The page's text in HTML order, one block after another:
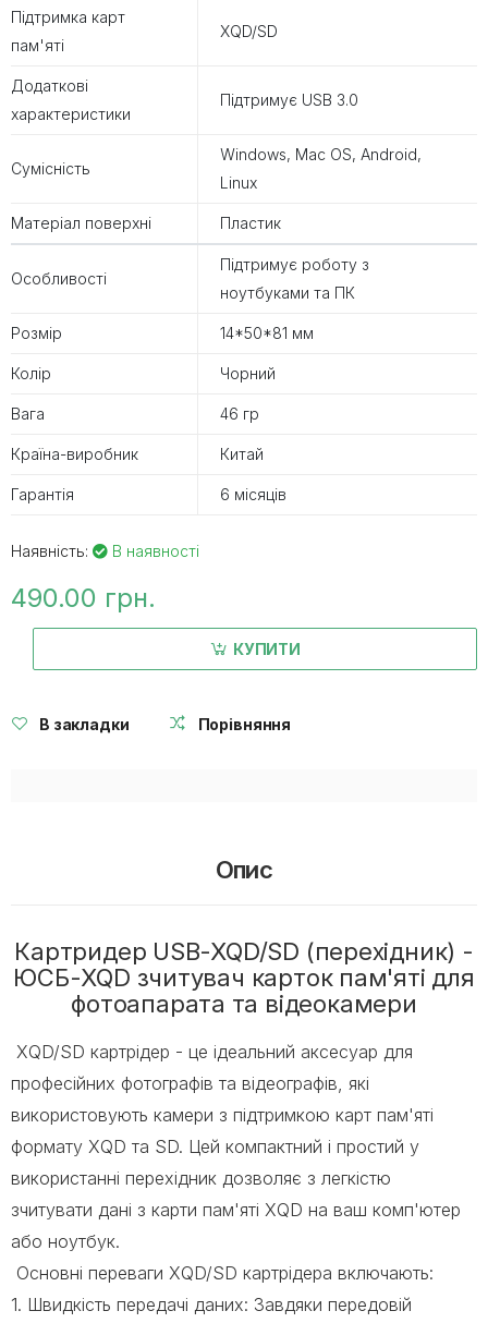
Підтримка карт
пам'яті
XQD/SD
Додаткові
характеристики
Підтримує USB 3.0
Сумісність
Windows, Mac OS, Android,
Linux
Матеріал поверхні Пластик
Особливості
Підтримує роботу з
ноутбуками та ПК
Розмір 14*50*81 мм
Колір Чорний
Вага 46 гр
Країна-виробник Китай
Гарантія 6 місяців
Наявність: В наявності
490.00 грн.
КУПИТИ
В закладки Порівняння
Опис
Картридер USB-XQD/SD (перехідник) -
ЮСБ-XQD зчитувач карток пам'яті для
фотоапарата та відеокамери
XQD/SD картрідер - це ідеальний аксесуар для
професійних фотографів та відеографів, які
використовують камери з підтримкою карт пам'яті
формату XQD та SD. Цей компактний і простий у
використанні перехідник дозволяє з легкістю
зчитувати дані з карти пам'яті XQD на ваш комп'ютер
або ноутбук.
Основні переваги XQD/SD картрідера включають:
1. Швидкість передачі даних: Завдяки передовій